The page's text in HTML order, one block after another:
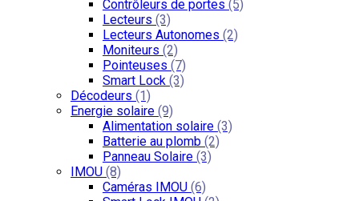
Contrôleurs de portes (5)
Lecteurs (3)
Lecteurs Autonomes (2)
Moniteurs (2)
Pointeuses (7)
Smart Lock (3)
Décodeurs (1)
Energie solaire (9)
Alimentation solaire (3)
Batterie au plomb (2)
Panneau Solaire (3)
IMOU (8)
Caméras IMOU (6)